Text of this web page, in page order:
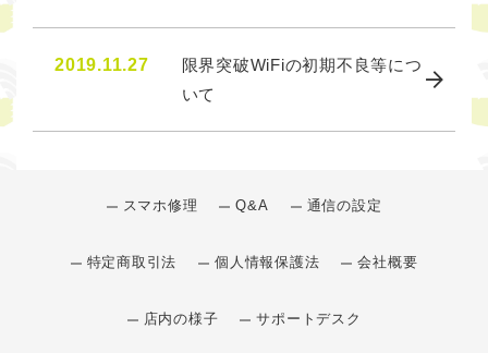
2019.11.27
限界突破WiFiの初期不良等につ
いて
スマホ修理 Q&A 通信の設定
特定商取引法 個人情報保護法 会社概要
店内の様子 サポートデスク